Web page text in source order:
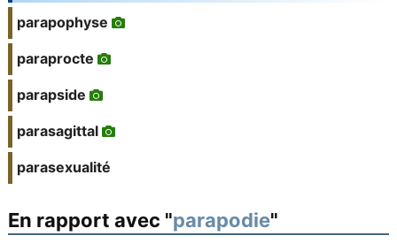
parapophyse
paraprocte
parapside
parasagittal
parasexualité
En rapport avec "parapodie"